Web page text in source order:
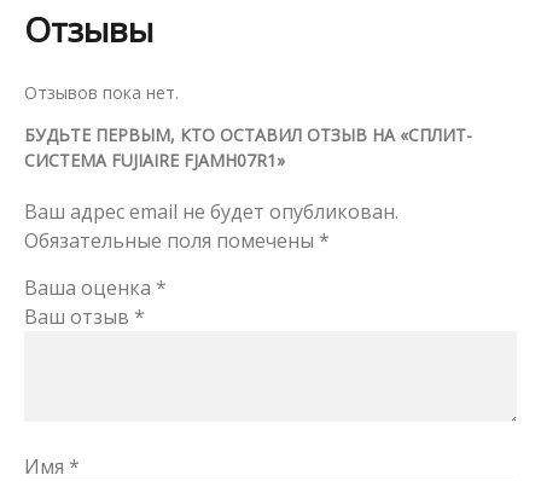
Отзывы
Отзывов пока нет.
БУДЬТЕ ПЕРВЫМ, КТО ОСТАВИЛ ОТЗЫВ НА «СПЛИТ-
СИСТЕМА FUJIAIRE FJAMH07R1»
Ваш адрес email не будет опубликован.
Обязательные поля помечены *
Ваша оценка *
Ваш отзыв *
Имя *